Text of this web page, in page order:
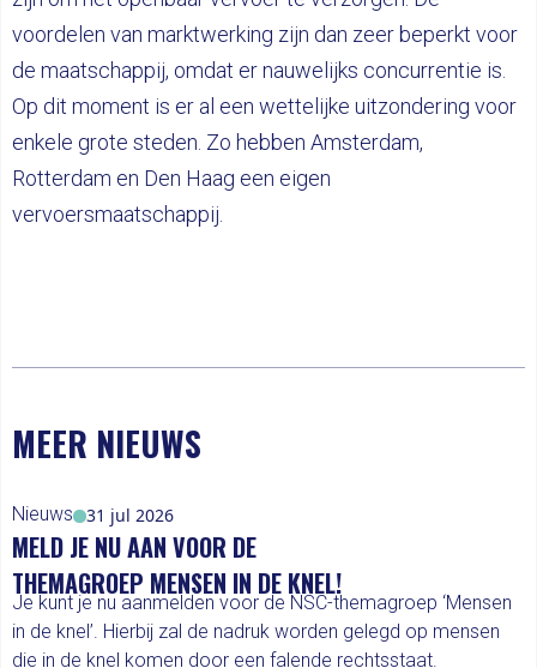
voordelen van marktwerking zijn dan zeer beperkt voor
de maatschappij, omdat er nauwelijks concurrentie is.
Op dit moment is er al een wettelijke uitzondering voor
enkele grote steden. Zo hebben Amsterdam,
Rotterdam en Den Haag een eigen
vervoersmaatschappij.
MEER NIEUWS
Nieuws 31 jul 2026
MELD JE NU AAN VOOR DE
THEMAGROEP MENSEN IN DE KNEL!
Je kunt je nu aanmelden voor de NSC-themagroep ‘Mensen
in de knel’. Hierbij zal de nadruk worden gelegd op mensen
die in de knel komen door een falende rechtsstaat.